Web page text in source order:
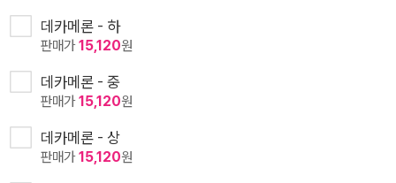
데카메론 - 하
판매가15,120원
데카메론 - 중
판매가15,120원
데카메론 - 상
판매가15,120원